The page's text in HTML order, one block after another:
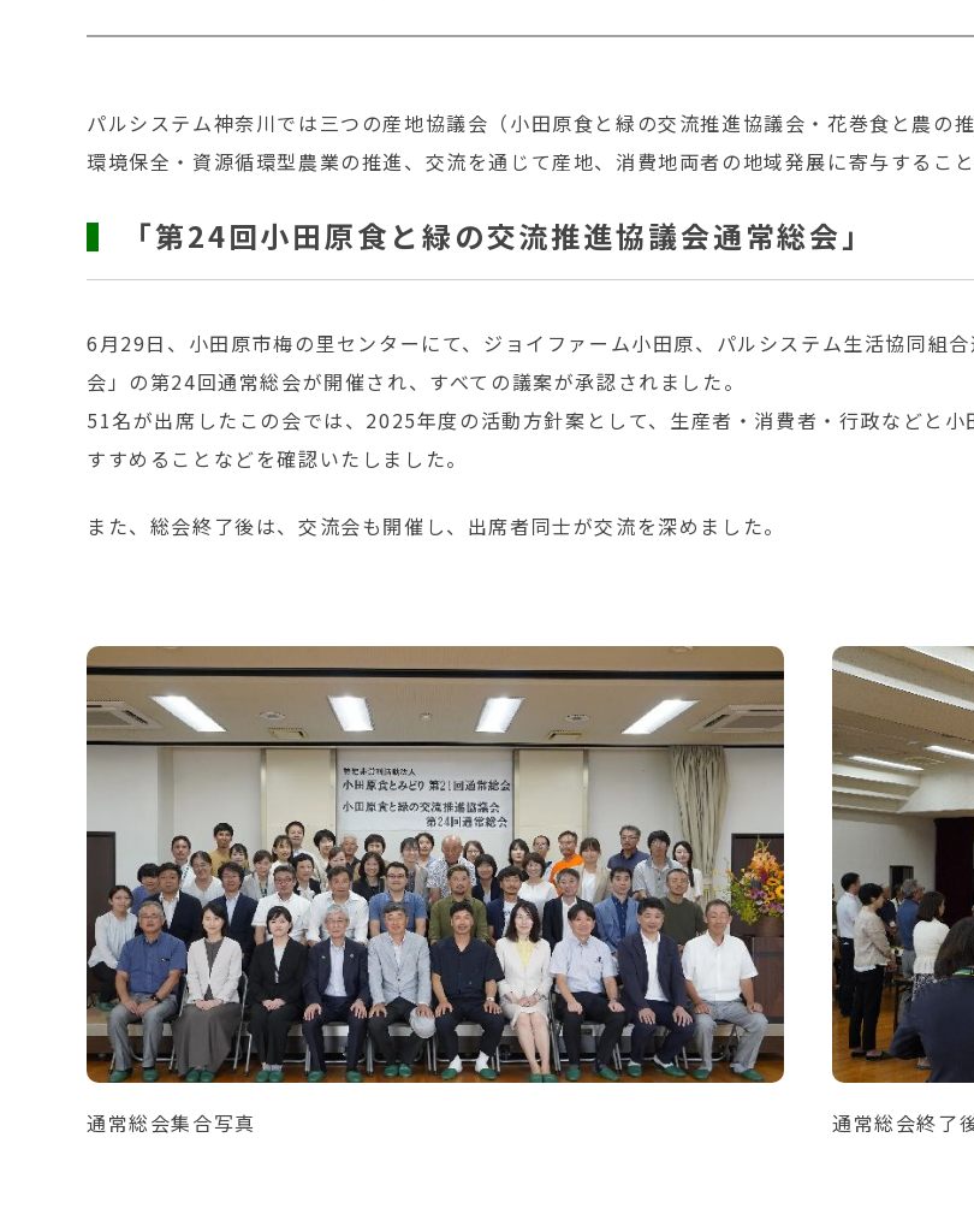
パルシステム神奈川では三つの産地協議会（小田原食と緑の交流推進協議会・花巻食と農の
環境保全・資源循環型農業の推進、交流を通じて産地、消費地両者の地域発展に寄与するこ
「第24回小田原食と緑の交流推進協議会通常総会」
6月29日、小田原市梅の里センターにて、ジョイファーム小田原、パルシステム生活協同組
会」の第24回通常総会が開催され、すべての議案が承認されました。
51名が出席したこの会では、2025年度の活動方針案として、生産者・消費者・行政などと
すすめることなどを確認いたしました。
また、総会終了後は、交流会も開催し、出席者同士が交流を深めました。
通常総会集合写真 通常総会終了